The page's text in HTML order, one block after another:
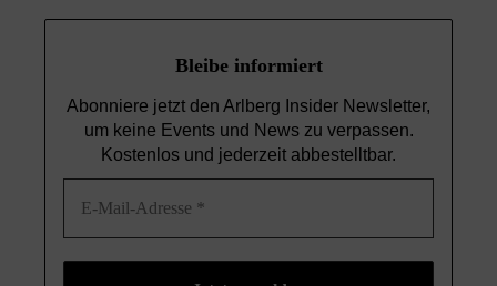
Bleibe informiert
Abonniere jetzt den Arlberg Insider Newsletter,
um keine Events und Newszu verpassen.
Kostenlos und jederzeit abbestelltbar.